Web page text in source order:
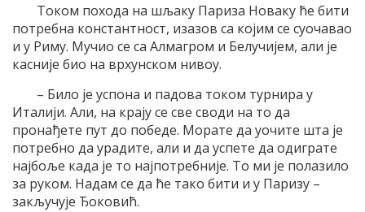
Током похода на шљаку Париза Новаку ће бити
потребна константност, изазов са којим се суочавао
и у Риму. Мучио се са Алмагром и Белучијем, али је
касније био на врхунском нивоу.
– Било је успона и падова током турнира у
Италији. Али, на крају се све своди на то да
пронађете пут до победе. Морате да уочите шта је
потребно да урадите, али и да успете да одиграте
најбоље када је то најпотребније. То ми је полазило
за руком. Надам се да ће тако бити и у Паризу –
закључује Ђоковић.